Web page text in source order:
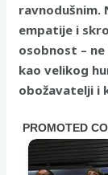
ravnodušnim.
empatije i
osobnost –
kao velikog
obožavatelji i